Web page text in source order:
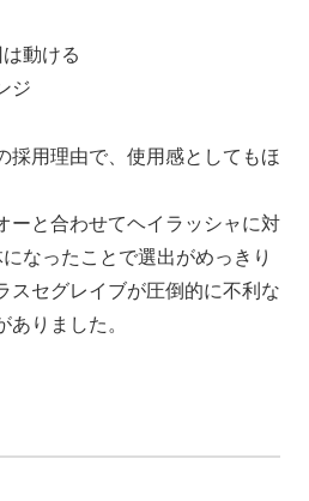
動ける
ジ
採用理由で、使用感としてもほ
ーと合わせてヘイラッシャに対
なったことで選出がめっきり
スセグレイブが圧倒的に不利な
りました。